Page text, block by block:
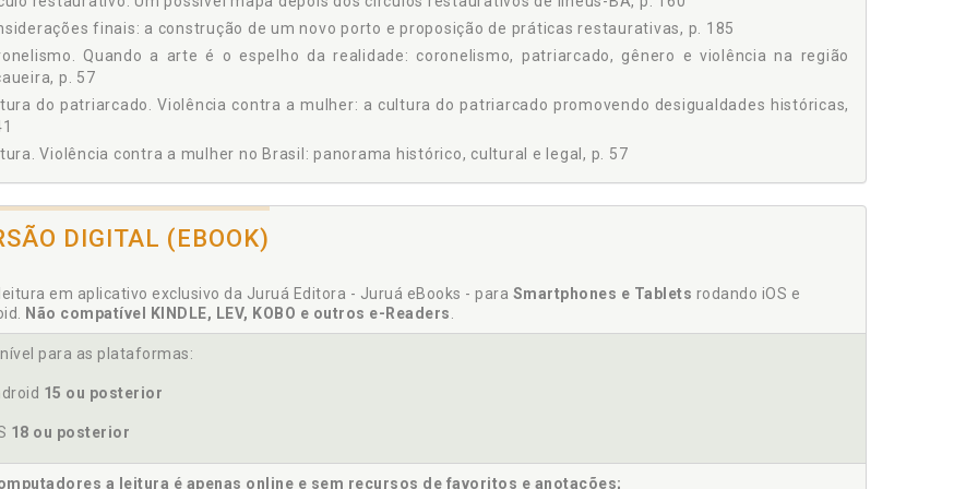
finais: a construção de um novo porto e proposição de práticas restaurativas, p. 185
Quando a arte é o espelho da realidade: coronelismo, patriarcado, gênero e violência na região
p. 57
do patriarcado. Violência contra a mulher: a cultura do patriarcado promovendo desigualdades históricas,
Violência contra a mulher no Brasil: panorama histórico, cultural e legal, p. 57
Violência contra a mulher: a cultura do patriarcado promovendo desigualdades históricas, p. 41
Projeto Encontro e Diálogos, p. 121
Violência doméstica: panorama das legislações, regulações, serviços e políticas de
DIGITAL (EBOOK)
em aplicativo exclusivo da Juruá Editora - Juruá eBooks - para Smartphones e Tablets rodando iOS e
Não compatível KINDLE, LEV, KOBO e outros e-Readers.
para as plataformas:
15 ou posterior
18 ou posterior
a leitura é apenas online e sem recursos de favoritos e anotações;